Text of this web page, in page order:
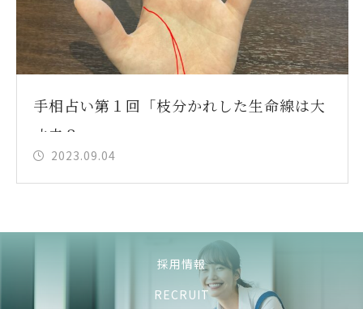
手相占い第１回「枝分かれした生命線は大
丈夫？」
2023.09.04
採用情報
RECRUIT